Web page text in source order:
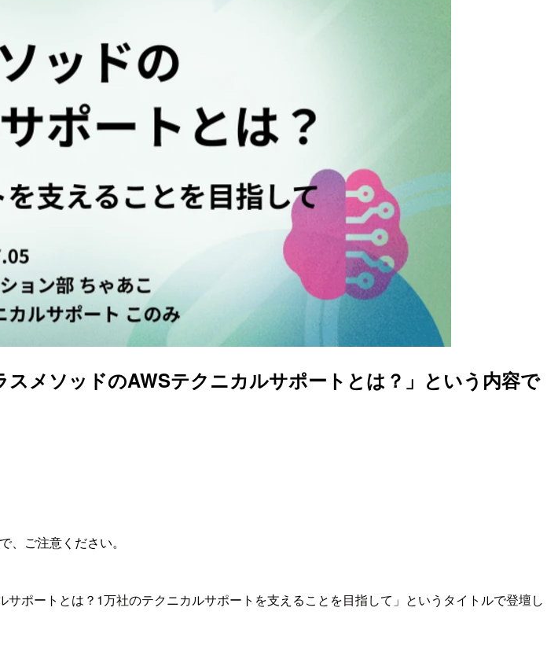
メソッドのAWSテクニカルサポートとは？」という内容で
ご注意ください。
サポートとは？1万社のテクニカルサポートを支えることを目指して」というタイトルで登壇し